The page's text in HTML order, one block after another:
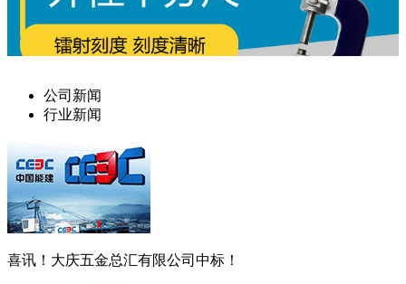
公司新闻
行业新闻
喜讯！大庆五金总汇有限公司中标！